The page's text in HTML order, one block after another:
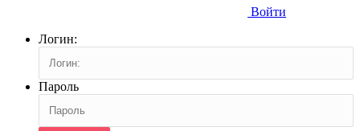
Войти
Логин:
Пароль